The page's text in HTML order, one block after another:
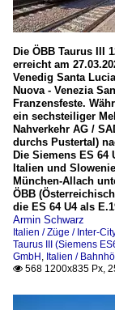
Die ÖBB Taurus III
erreicht am
Venedig Santa
Nuova - Venezia
Franzensfeste.
ein sechsteiliger
Nahverkehr AG /
durchs Pustertal)
Die Siemens ES 64
Italien und
München-Allach
ÖBB
die ES 64 U4 als
Armin Schwarz
Italien / Züge / Inter-
Taurus III (Siemens
GmbH, Italien /
 568 1200x835 Px,